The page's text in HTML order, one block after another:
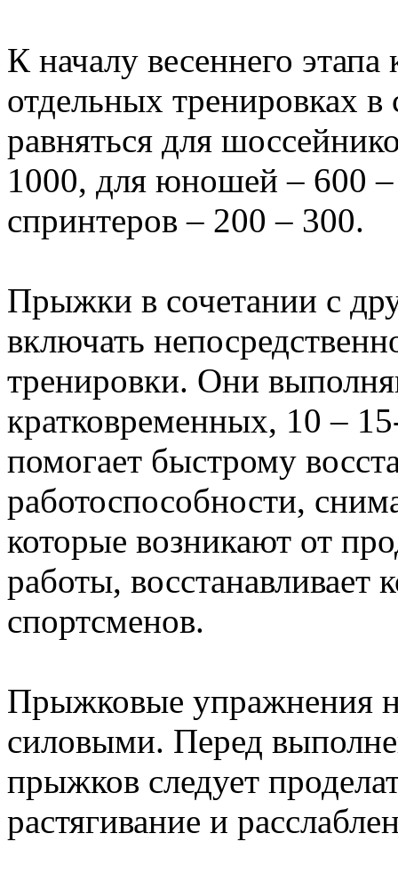
К началу весеннего
отдельных тренировках
равняться для
1000, для юношей – 600
спринтеров – 200 – 300.
Прыжки в сочетании с
включать
тренировки. Они
кратковременных, 10 –
помогает быстрому
работоспособности,
которые возникают от
работы,
спортсменов.
Прыжковые упражнения
силовыми. Перед
прыжков следует
растягивание и